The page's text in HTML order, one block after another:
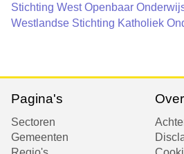
Stichting West Openbaar
Westlandse Stichting Katholiek
Pagina's
Sectoren
Gemeenten